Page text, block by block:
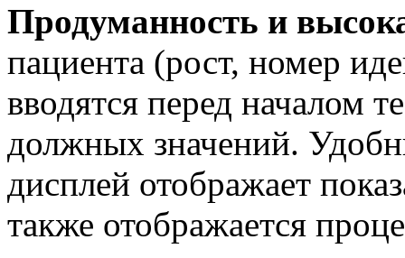
Продуманность и
пациента (рост, номер
вводятся перед началом
должных значений.
дисплей отображает
также отображается